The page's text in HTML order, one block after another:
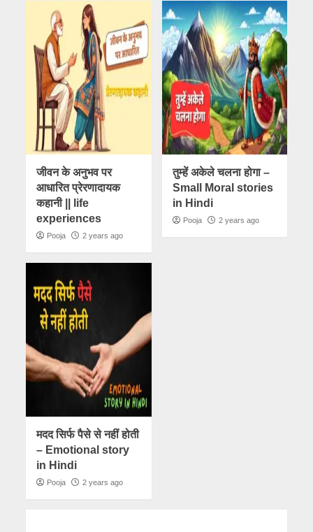
जीवन के अनुभव पर
आधारित प्रेरणादायक
कहानी || life
experiences
Pooja 2 years ago
तुम्हें अकेले चलना होगा –
Small Moral stories
in Hindi
Pooja 2 years ago
मदद सिर्फ पैसे से नहीं होती
– Emotional story
in Hindi
Pooja 2 years ago